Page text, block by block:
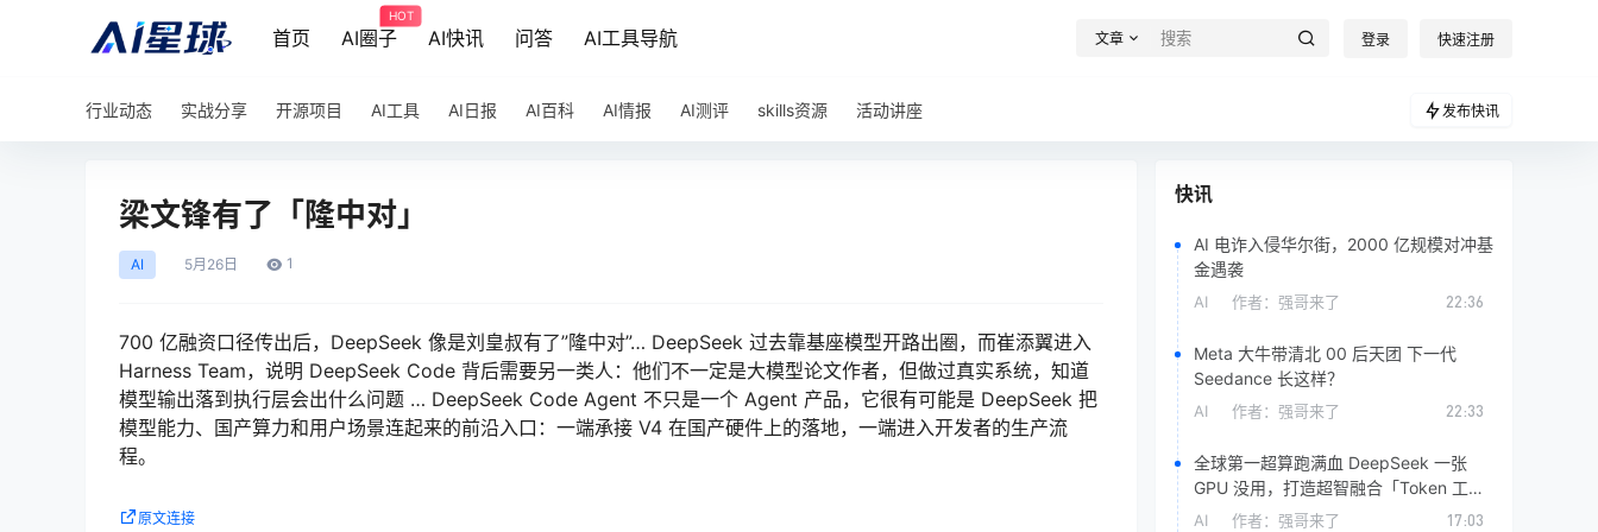
首页 AI圈子
HOT
AI快讯 问答 AI工具导航 文章 登录 快速注册
行业动态 实战分享 开源项目 AI工具 AI日报 AI百科 AI情报 AI测评 skills资源 活动讲座 发布快讯
梁文锋有了「隆中对」
AI 5月 26日 1
700 亿融资口径传出后，DeepSeek 像是刘皇叔有了”隆中对”… DeepSeek 过去靠基座模型开路出圈，而崔添翼进入
Harness Team，说明 DeepSeek Code 背后需要另一类人：他们不一定是大模型论文作者，但做过真实系统，知道
模型输出落到执行层会出什么问题 … DeepSeek Code Agent 不只是一个 Agent 产品，它很有可能是 DeepSeek 把
模型能力、国产算力和用户场景连起来的前沿入口：一端承接 V4 在国产硬件上的落地，一端进入开发者的生产流
程。
原文连接
快讯
AI 电诈入侵华尔街，2000 亿规模对冲基
金遇袭
AI 作者： 强哥来了 22:36
Meta 大牛带清北 00 后天团 下一代
Seedance 长这样？
AI 作者： 强哥来了 22:33
全球第一超算跑满血 DeepSeek 一张
GPU 没用，打造超智融合「Token 工
厂」
AI 作者： 强哥来了 17:03